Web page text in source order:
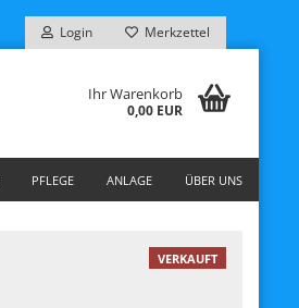
Login Merkzettel
Ihr Warenkorb
0,00 EUR
PFLEGE ANLAGE ÜBER UNS
VERKAUFT